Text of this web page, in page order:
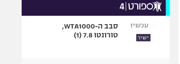
עכשיו
ישיר
סבב ה-WTA1000,
טורונטו 7.8 (1)